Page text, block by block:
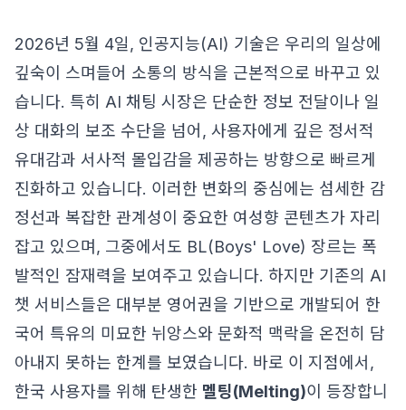
2026년 5월 4일, 인공지능(AI) 기술은 우리의 일상에
깊숙이 스며들어 소통의 방식을 근본적으로 바꾸고 있
습니다. 특히 AI 채팅 시장은 단순한 정보 전달이나 일
상 대화의 보조 수단을 넘어, 사용자에게 깊은 정서적
유대감과 서사적 몰입감을 제공하는 방향으로 빠르게
진화하고 있습니다. 이러한 변화의 중심에는 섬세한 감
정선과 복잡한 관계성이 중요한 여성향 콘텐츠가 자리
잡고 있으며, 그중에서도 BL(Boys' Love) 장르는 폭
발적인 잠재력을 보여주고 있습니다. 하지만 기존의 AI
챗 서비스들은 대부분 영어권을 기반으로 개발되어 한
국어 특유의 미묘한 뉘앙스와 문화적 맥락을 온전히 담
아내지 못하는 한계를 보였습니다. 바로 이 지점에서,
한국 사용자를 위해 탄생한 멜팅(Melting)이 등장합니